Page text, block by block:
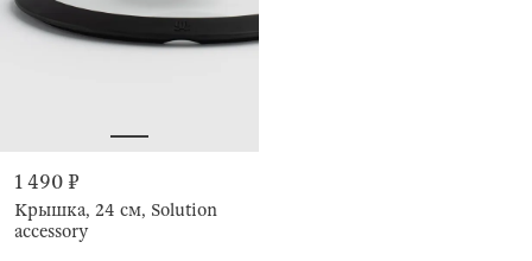
1 490 ₽
Крышка, 24 см, Solution
accessory